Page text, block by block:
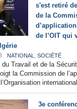
s'est retiré
de la
de l’OIT qui
NATIONAL , SOCIÉTÉ
du Travail et de la
la Commission de
3e